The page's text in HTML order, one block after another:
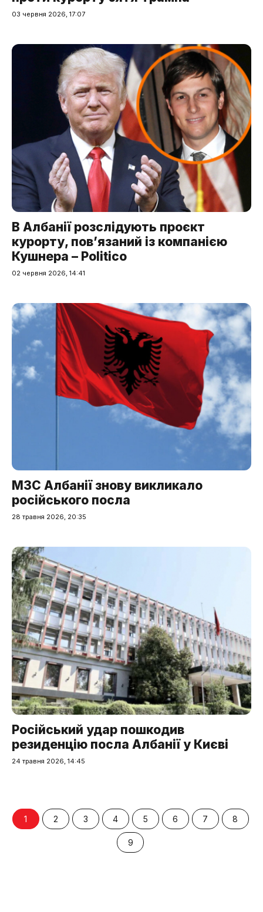
03 червня 2026, 17:07
В Албанії розслідують проєкт
курорту, пов’язаний із компанією
Кушнера – Politico
02 червня 2026, 14:41
МЗС Албанії знову викликало
російського посла
28 травня 2026, 20:35
Російський удар пошкодив
резиденцію посла Албанії у Києві
24 травня 2026, 14:45
1 2 3 4 5 6 7 8
9